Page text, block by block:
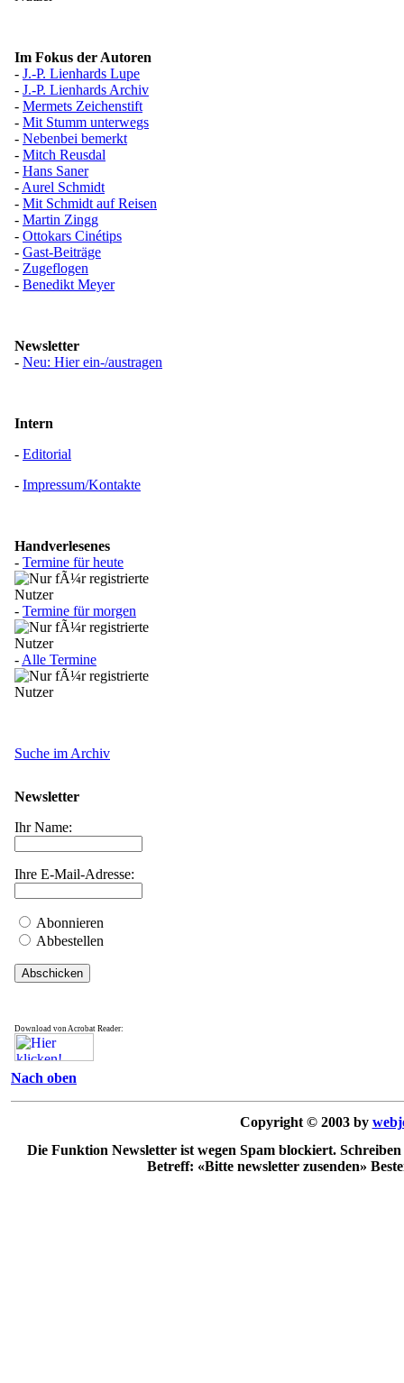
Im Fokus der Autoren
- J.-P. Lienhards Lupe
- J.-P. Lienhards Archiv
- Mermets Zeichenstift
- Mit Stumm unterwegs
- Nebenbei bemerkt
- Mitch Reusdal
- Hans Saner
- Aurel Schmidt
- Mit Schmidt auf Reisen
- Martin Zingg
- Ottokars Cinétips
- Gast-Beiträge
- Zugeflogen
- Benedikt Meyer
Newsletter
- Neu: Hier ein-/austragen
Intern
- Editorial
- Impressum/Kontakte
Handverlesenes
- Termine für heute
- Termine für morgen
- Alle Termine
Suche im Archiv
Newsletter
Ihr Name:
Ihre E-Mail-Adresse:
Abonnieren
Abbestellen
Download von Acrobat Reader:
Nach oben
Copyright © 2003 by
Die Funktion Newsletter ist wegen Spam blockiert.
Betreff: «Bitte newsletter zusenden»